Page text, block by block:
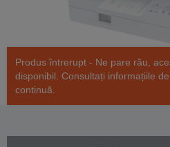
Produs întrerupt - Ne pare rău,
disponibil. Consultați informațiile
continuă.